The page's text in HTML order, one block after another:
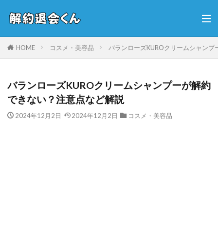
HOME コスメ・美容品 バランローズKUROクリームシャン
バランローズKUROクリームシャンプーが解約
できない？注意点など解説
2024年12月2日 2024年12月2日 コスメ・美容品